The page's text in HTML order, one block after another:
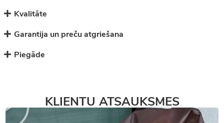
Kvalitāte
Garantija un preču atgriešana
Piegāde
KLIENTU ATSAUKSMES